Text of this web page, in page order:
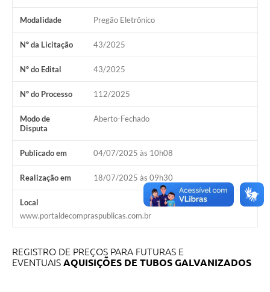
Ouvidoria
Telefones Úteis
Diário Oficial
Modalidade Pregão Eletrônico
Nº da Licitação 43/2025
Nº do Edital 43/2025
Nº do Processo 112/2025
Modo de
Disputa
Aberto-Fechado
Publicado em 04/07/2025 às 10h08
Realização em 18/07/2025 às 09h30
Local
www.portaldecompraspublicas.com.br
REGISTRO DE PREÇOS PARA FUTURAS E
EVENTUAIS AQUISIÇÕES DE TUBOS GALVANIZADOS